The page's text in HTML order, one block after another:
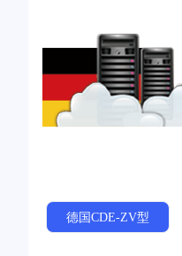
德国CDE-ZV型